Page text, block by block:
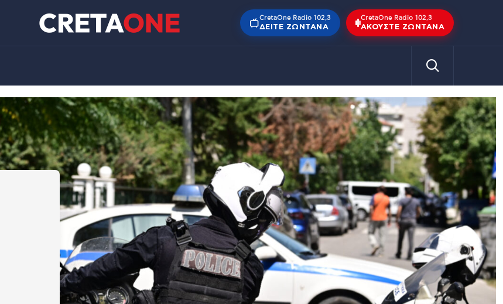
CretaOne Radio 102,3
ΔΕΊΤΕ ΖΩΝΤΑΝΆ
CretaOne Radio 102,3
ΑΚΟΎΣΤΕ ΖΩΝΤΑΝΆ